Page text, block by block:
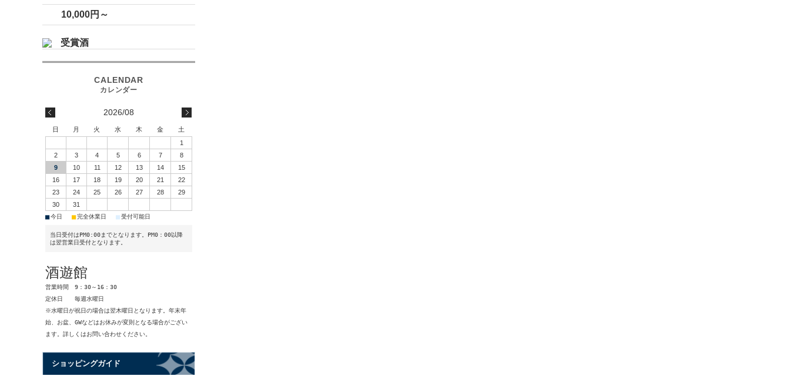
10,000円～
受賞酒
2026/08
日 月 火 水 木 金
土
1
2
3 4 5 6 7
8
9
10 11 12 13 14
15
16
17 18 19 20 21
22
23
24 25 26 27 28
29
30
31
■今日 ■完全休業日 ■受付可能日
当日受付はPM0:00までとなります。PM0：00以降
は翌営業日受付となります。
酒遊館
営業時間 9：30～16：30
定休日 毎週水曜日
※水曜日が祝日の場合は翌木曜日となります。年末年
始、お盆、GWなどはお休みが変則となる場合がござい
ます。詳しくはお問い合わせください。
ショッピングガイド